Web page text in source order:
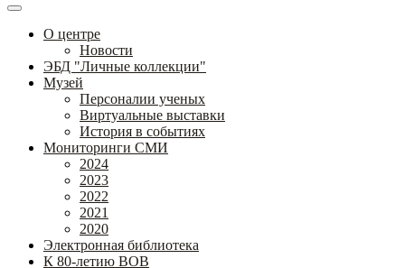
О центре
Новости
ЭБД "Личные коллекции"
Музей
Персоналии ученых
Виртуальные выставки
История в событиях
Мониторинги СМИ
2024
2023
2022
2021
2020
Электронная библиотека
К 80-летию ВОВ